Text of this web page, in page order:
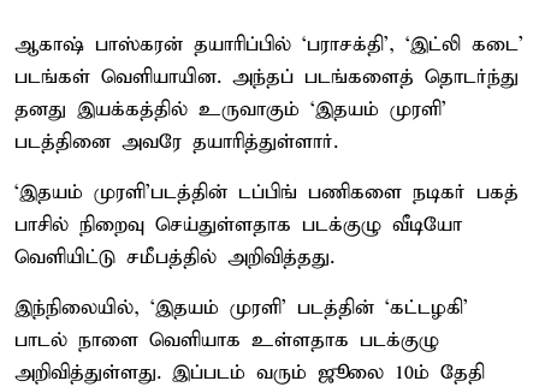
ஆகாஷ் பாஸ்கரன் தயாரிப்பில் ‘பராசக்தி’, ‘இட்லி கடை’
படங்கள் வெளியாயின. அந்தப் படங்களைத் தொடர்ந்து
தனது இயக்கத்தில் உருவாகும் ‘இதயம் முரளி’
படத்தினை அவரே தயாரித்துள்ளார்.
‘இதயம் முரளி’படத்தின் டப்பிங் பணிகளை நடிகர் பகத்
பாசில் நிறைவு செய்துள்ளதாக படக்குழு வீடியோ
வெளியிட்டு சமீபத்தில் அறிவித்தது.
இந்நிலையில், ‘இதயம் முரளி’ படத்தின் ‘கட்டழகி’
பாடல் நாளை வெளியாக உள்ளதாக படக்குழு
அறிவித்துள்ளது. இப்படம் வரும் ஜூலை 10ம் தேதி